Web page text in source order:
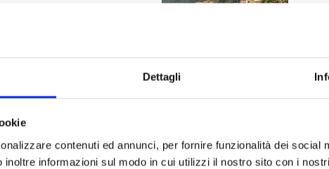
Dettagli
contenuti ed annunci, per fornire funzionalità dei social
inoltre informazioni sul modo in cui utilizzi il nostro sito con i